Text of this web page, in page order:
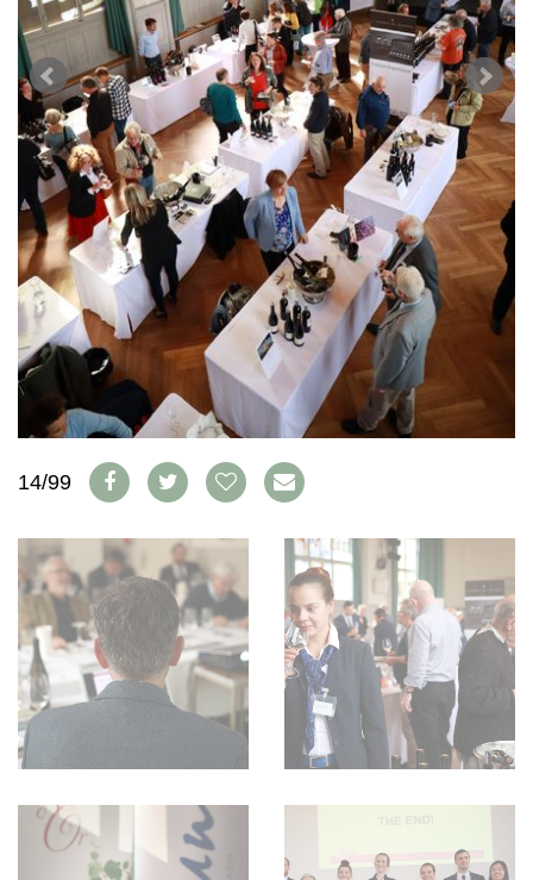
ABO
AUSGABE
ARCHIV
VORTEILSWELT
BÜCHER
WEINSZENE
PORTRAITS
VINOPHILES
ARCHIV
ANMELDEN
AWARDS
GEWINNSPIELE
VORTEILSWELT
TRINKREIFETABELLE
ABO
WEINSUCHE
NEWSLETTER
WINE TRADE CLUB
REDAKTION
JOBS
WERBUNG
PRESSE
IMPRESSUM
AGB & DATENSCHUTZ
14/99